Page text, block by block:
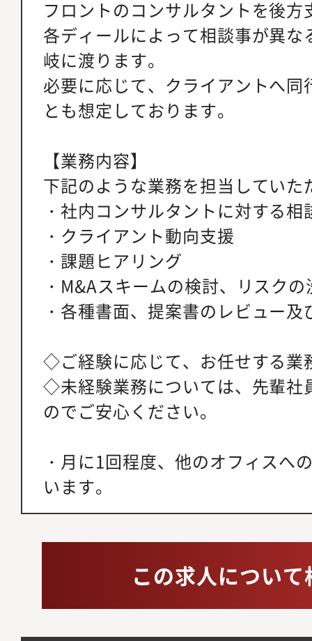
フロントのコンサルタントを後
各ディールによって相談事が異
岐に渡ります。
必要に応じて、クライアントへ
とも想定しております。
【業務内容】
下記のような業務を担当していた
・社内コンサルタントに対する
・クライアント動向支援
・課題ヒアリング
・M&Aスキームの検討、リスク
・各種書面、提案書のレビュー
◇ご経験に応じて、お任せする業
◇未経験業務については、先輩社
のでご安心ください。
・月に1回程度、他のオフィスへ
います。
この求人につい